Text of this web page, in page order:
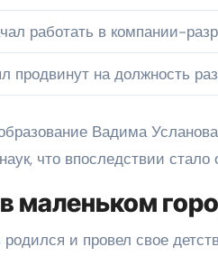
работать в компании-
продвинут на должность
Вадима
что впоследствии
маленьком
и провел свое